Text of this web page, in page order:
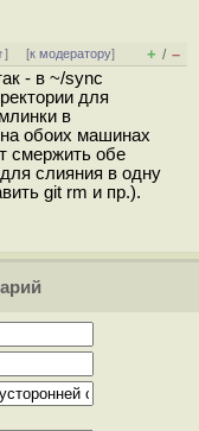
↑] [к модератору] + / –
- в ~/sync
для
в
обоих машинах
смержить обе
слияния в одну
git rm и пр.).